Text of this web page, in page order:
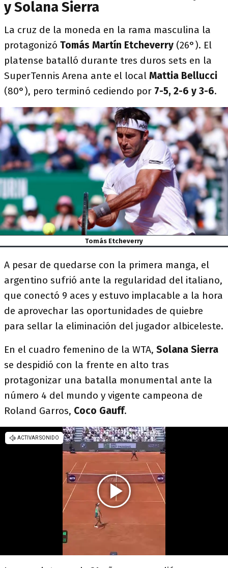
y Solana Sierra
La cruz de la moneda en la rama masculina la
protagonizó Tomás Martín Etcheverry (26°). El
platense batalló durante tres duros sets en la
SuperTennis Arena ante el local Mattia Bellucci
(80°), pero terminó cediendo por 7-5, 2-6 y 3-6.
Tomás Etcheverry
A pesar de quedarse con la primera manga, el
argentino sufrió ante la regularidad del italiano,
que conectó 9 aces y estuvo implacable a la hora
de aprovechar las oportunidades de quiebre
para sellar la eliminación del jugador albiceleste.
En el cuadro femenino de la WTA, Solana Sierra
se despidió con la frente en alto tras
protagonizar una batalla monumental ante la
número 4 del mundo y vigente campeona de
Roland Garros, Coco Gauff.